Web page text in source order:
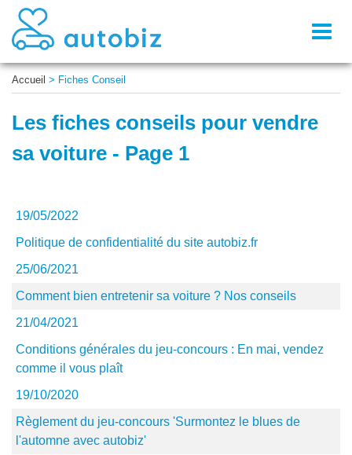
Accueil > Fiches Conseil
Les fiches conseils pour vendre
sa voiture - Page 1
19/05/2022
Politique de confidentialité du site autobiz.fr
25/06/2021
Comment bien entretenir sa voiture ? Nos conseils
21/04/2021
Conditions générales du jeu-concours : En mai, vendez
comme il vous plaît
19/10/2020
Règlement du jeu-concours 'Surmontez le blues de
l'automne avec autobiz'